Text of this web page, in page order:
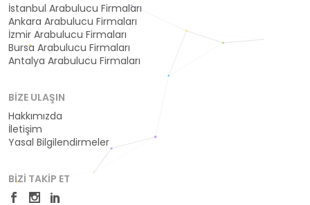
İstanbul Arabulucu Firmaları
Ankara Arabulucu Firmaları
İzmir Arabulucu Firmaları
Bursa Arabulucu Firmaları
Antalya Arabulucu Firmaları
BIZE ULAŞIN
Hakkımızda
İletişim
Yasal Bilgilendirmeler
BIZI TAKIP ET